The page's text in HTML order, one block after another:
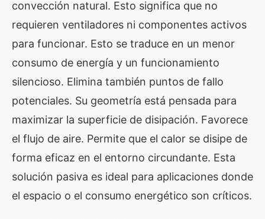
convección natural. Esto significa que no
requieren ventiladores ni componentes activos
para funcionar. Esto se traduce en un menor
consumo de energía y un funcionamiento
silencioso. Elimina también puntos de fallo
potenciales. Su geometría está pensada para
maximizar la superficie de disipación. Favorece
el flujo de aire. Permite que el calor se disipe de
forma eficaz en el entorno circundante. Esta
solución pasiva es ideal para aplicaciones donde
el espacio o el consumo energético son críticos.